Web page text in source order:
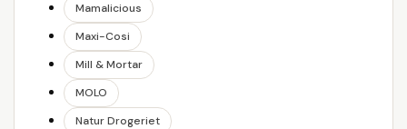
Mamalicious
Maxi-Cosi
Mill & Mortar
MOLO
Natur Drogeriet